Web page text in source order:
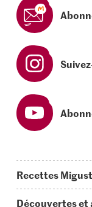
Recettes
Découvertes et